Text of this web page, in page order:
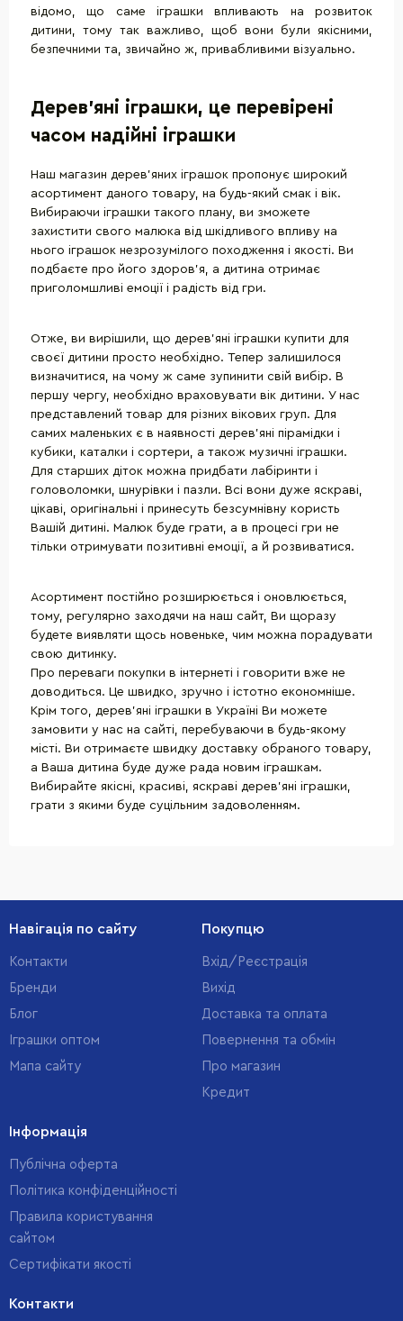
відомо, що саме іграшки впливають на розвиток
дитини, тому так важливо, щоб вони були якісними,
безпечними та, звичайно ж, привабливими візуально.
Дерев'яні іграшки, це перевірені
часом надійні іграшки
Наш магазин дерев'яних іграшок пропонує широкий
асортимент даного товару, на будь-який смак і вік.
Вибираючи іграшки такого плану, ви зможете
захистити свого малюка від шкідливого впливу на
нього іграшок незрозумілого походження і якості. Ви
подбаєте про його здоров'я, а дитина отримає
приголомшливі емоції і радість від гри.
Отже, ви вирішили, що дерев'яні іграшки купити для
своєї дитини просто необхідно. Тепер залишилося
визначитися, на чому ж саме зупинити свій вибір. В
першу чергу, необхідно враховувати вік дитини. У нас
представлений товар для різних вікових груп. Для
самих маленьких є в наявності дерев'яні пірамідки і
кубики, каталки і сортери, а також музичні іграшки.
Для старших діток можна придбати лабіринти і
головоломки, шнурівки і пазли. Всі вони дуже яскраві,
цікаві, оригінальні і принесуть безсумнівну користь
Вашій дитині. Малюк буде грати, а в процесі гри не
тільки отримувати позитивні емоції, а й розвиватися.
Асортимент постійно розширюється і оновлюється,
тому, регулярно заходячи на наш сайт, Ви щоразу
будете виявляти щось новеньке, чим можна порадувати
свою дитинку.
Про переваги покупки в інтернеті і говорити вже не
доводиться. Це швидко, зручно і істотно економніше.
Крім того, дерев'яні іграшки в Україні Ви можете
замовити у нас на сайті, перебуваючи в будь-якому
місті. Ви отримаєте швидку доставку обраного товару,
а Ваша дитина буде дуже рада новим іграшкам.
Вибирайте якісні, красиві, яскраві дерев'яні іграшки,
грати з якими буде суцільним задоволенням.
Навігація по сайту
Контакти
Бренди
Блог
Іграшки оптом
Мапа сайту
Покупцю
Вхід/Реєстрація
Вихід
Доставка та оплата
Повернення та обмін
Про магазин
Кредит
Інформація
Публічна оферта
Політика конфіденційності
Правила користування
сайтом
Cертифікати якості
Контакти